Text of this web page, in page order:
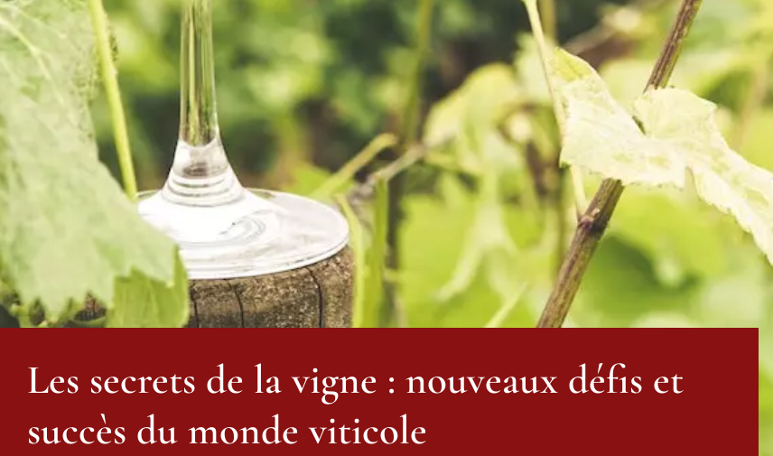
Les secrets de la vigne : nouveaux défis et
succès du monde viticole